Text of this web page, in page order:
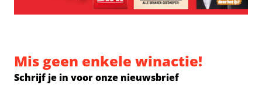
Mis geen enkele winactie!
Schrijf je in voor onze nieuwsbrief